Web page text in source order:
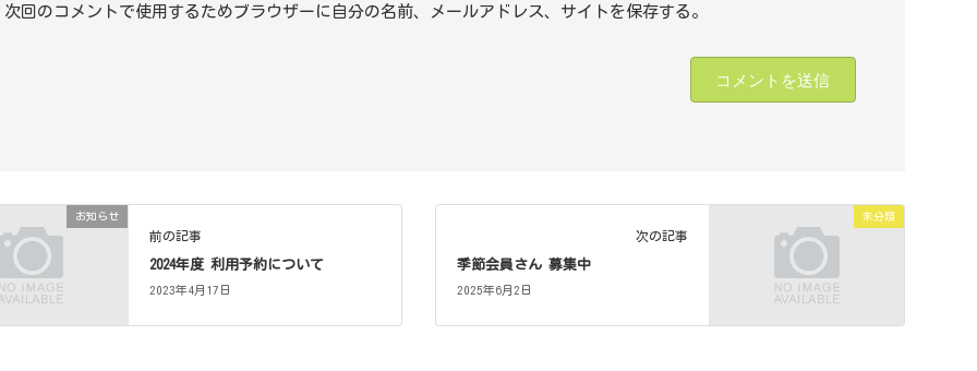
次回のコメントで使用するためブラウザーに自分の名前、メールアドレス、サイトを保存する。
お知らせ
前の記事
2024年度 利用予約について
2023年4月17日
未分類
次の記事
季節会員さん 募集中
2025年6月2日